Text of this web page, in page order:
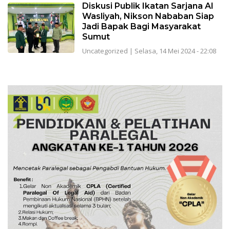
Diskusi Publik Ikatan Sarjana Al
Wasliyah, Nikson Nababan Siap
Jadi Bapak Bagi Masyarakat
Sumut
Uncategorized | Selasa, 14 Mei 2024 - 22:08